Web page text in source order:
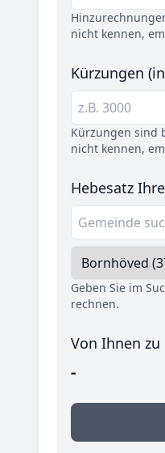
nicht kennen,
Kürzungen
Kürzungen sind
nicht kennen,
Hebesatz
Geben Sie im
rechnen.
Von Ihnen zu
-